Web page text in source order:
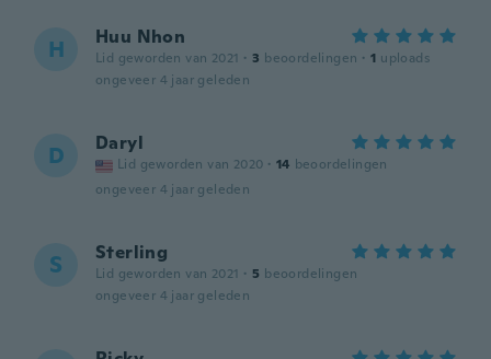
H Huu Nhon
Lid geworden van 2021 · 3 beoordelingen · 1 uploads
ongeveer 4 jaar geleden
D Daryl
Lid geworden van 2020 · 14 beoordelingen
ongeveer 4 jaar geleden
S Sterling
Lid geworden van 2021 · 5 beoordelingen
ongeveer 4 jaar geleden